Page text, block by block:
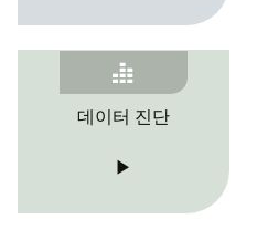
데이터 진단
▶